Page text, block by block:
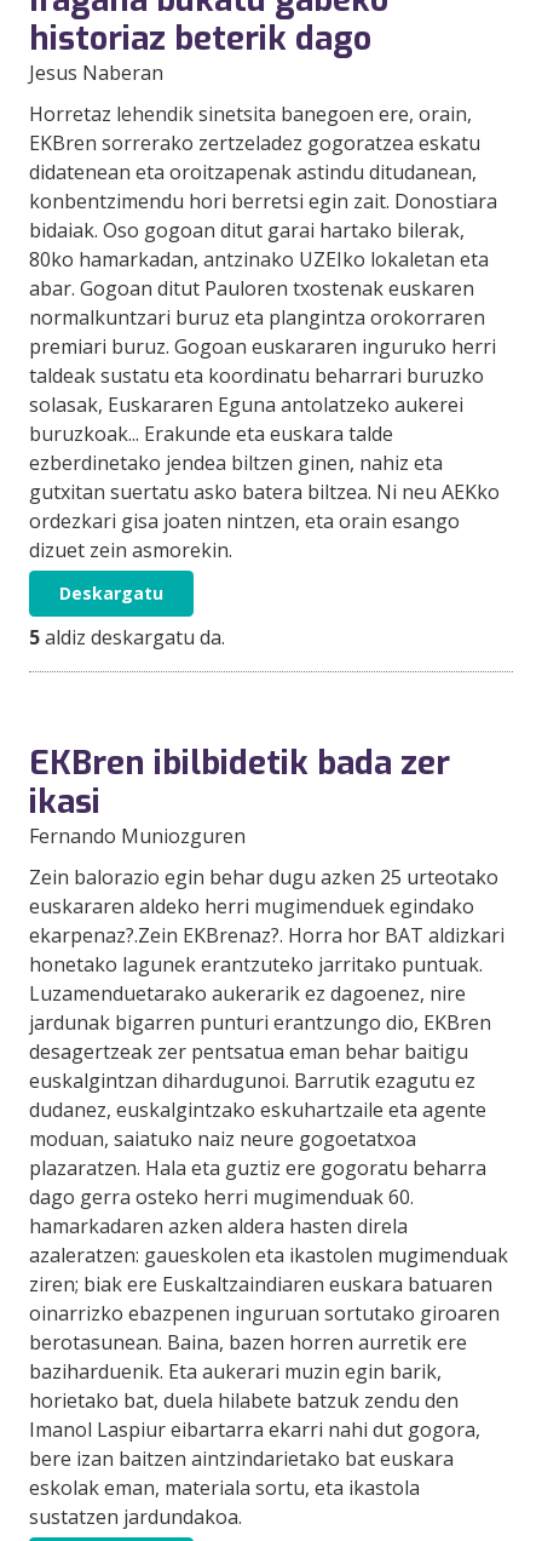
historiaz beterik dago
Jesus Naberan
Horretaz lehendik sinetsita banegoen ere, orain,
EKBren sorrerako zertzeladez gogoratzea eskatu
didatenean eta oroitzapenak astindu ditudanean,
konbentzimendu hori berretsi egin zait. Donostiara
bidaiak. Oso gogoan ditut garai hartako bilerak,
80ko hamarkadan, antzinako UZEIko lokaletan eta
abar. Gogoan ditut Pauloren txostenak euskaren
normalkuntzari buruz eta plangintza orokorraren
premiari buruz. Gogoan euskararen inguruko herri
taldeak sustatu eta koordinatu beharrari buruzko
solasak, Euskararen Eguna antolatzeko aukerei
buruzkoak... Erakunde eta euskara talde
ezberdinetako jendea biltzen ginen, nahiz eta
gutxitan suertatu asko batera biltzea. Ni neu AEKko
ordezkari gisa joaten nintzen, eta orain esango
dizuet zein asmorekin.
Deskargatu
5aldiz deskargatu da.
EKBren ibilbidetik bada zer
ikasi
Fernando Muniozguren
Zein balorazio egin behar dugu azken 25 urteotako
euskararen aldeko herri mugimenduek egindako
ekarpenaz?.Zein EKBrenaz?. Horra hor BAT aldizkari
honetako lagunek erantzuteko jarritako puntuak.
Luzamenduetarako aukerarik ez dagoenez, nire
jardunak bigarren punturi erantzungo dio, EKBren
desagertzeak zer pentsatua eman behar baitigu
euskalgintzan dihardugunoi. Barrutik ezagutu ez
dudanez, euskalgintzako eskuhartzaile eta agente
moduan, saiatuko naiz neure gogoetatxoa
plazaratzen. Hala eta guztiz ere gogoratu beharra
dago gerra osteko herri mugimenduak 60.
hamarkadaren azken aldera hasten direla
azaleratzen: gaueskolen eta ikastolen mugimenduak
ziren; biak ere Euskaltzaindiaren euskara batuaren
oinarrizko ebazpenen inguruan sortutako giroaren
berotasunean. Baina, bazen horren aurretik ere
baziharduenik. Eta aukerari muzin egin barik,
horietako bat, duela hilabete batzuk zendu den
Imanol Laspiur eibartarra ekarri nahi dut gogora,
bere izan baitzen aintzindarietako bat euskara
eskolak eman, materiala sortu, eta ikastola
sustatzen jardundakoa.